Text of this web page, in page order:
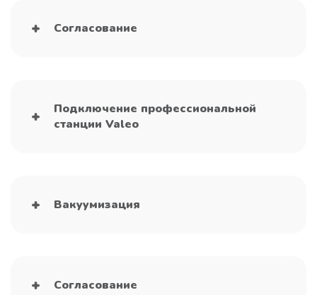
Согласование
Подключение профессиональной
станции Valeo
Вакуумизация
Согласование